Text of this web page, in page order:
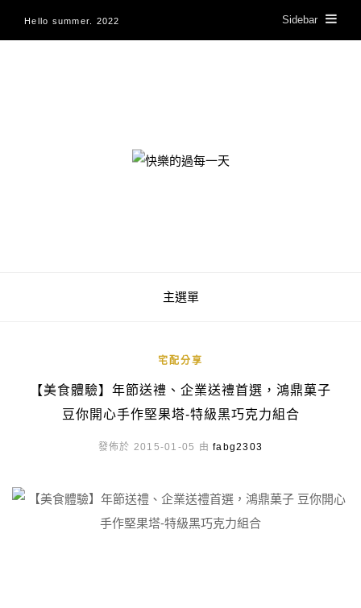
Hello summer. 2022 Sidebar
快樂的過每一天
主選單
宅配分享
【美食體驗】年節送禮、企業送禮首選，鴻鼎菓子
豆你開心手作堅果塔-特級黑巧克力組合
發佈於 2015-01-05 由fabg2303